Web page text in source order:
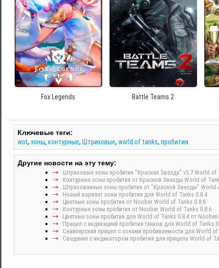
Fox Legends Battle Teams 2
Ключевые теги:
wot, зоны, контурные, Штриховые, world of tanks, пробития
Другие новости на эту тему:
Штриховые зоны пробития "Красная Звезда" v5.7 World of
Контурные зоны пробития от Красной Звезды World of
Штрихованные зоны пробития от "Красной Звезды" World
Новый вариант зоны пробития для World of Tanks 0.8.4
Цветные зоны пробития от Noober World of Tanks 0.8.6
Контурные зоны пробития от Noober World of Tanks 0.8.6
Цветные зоны пробития для World of Tanks 0.8.4 от Nooben
Прицел с индикацией пробития танков для World of Tanks
Снайперский прицел с зонами пробиваемости для World of
Сведение с индикатором пробития для прицела World of